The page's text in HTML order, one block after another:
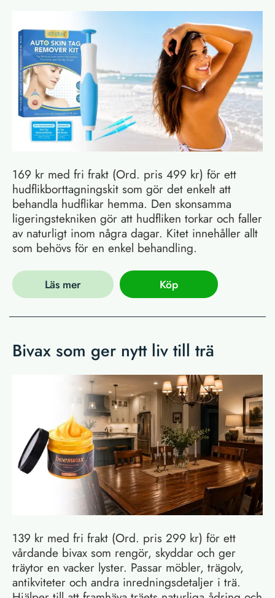
169 kr med fri frakt (Ord. pris 499 kr) för ett
hudflikborttagningskit som gör det enkelt att
behandla hudflikar hemma. Den skonsamma
ligeringstekniken gör att hudfliken torkar och faller
av naturligt inom några dagar. Kitet innehåller allt
som behövs för en enkel behandling.
Läs mer Köp
Bivax som ger nytt liv till trä
139 kr med fri frakt (Ord. pris 299 kr) för ett
vårdande bivax som rengör, skyddar och ger
träytor en vacker lyster. Passar möbler, trägolv,
antikviteter och andra inredningsdetaljer i trä.